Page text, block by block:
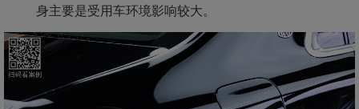
身主要是受用车环境影响较大。